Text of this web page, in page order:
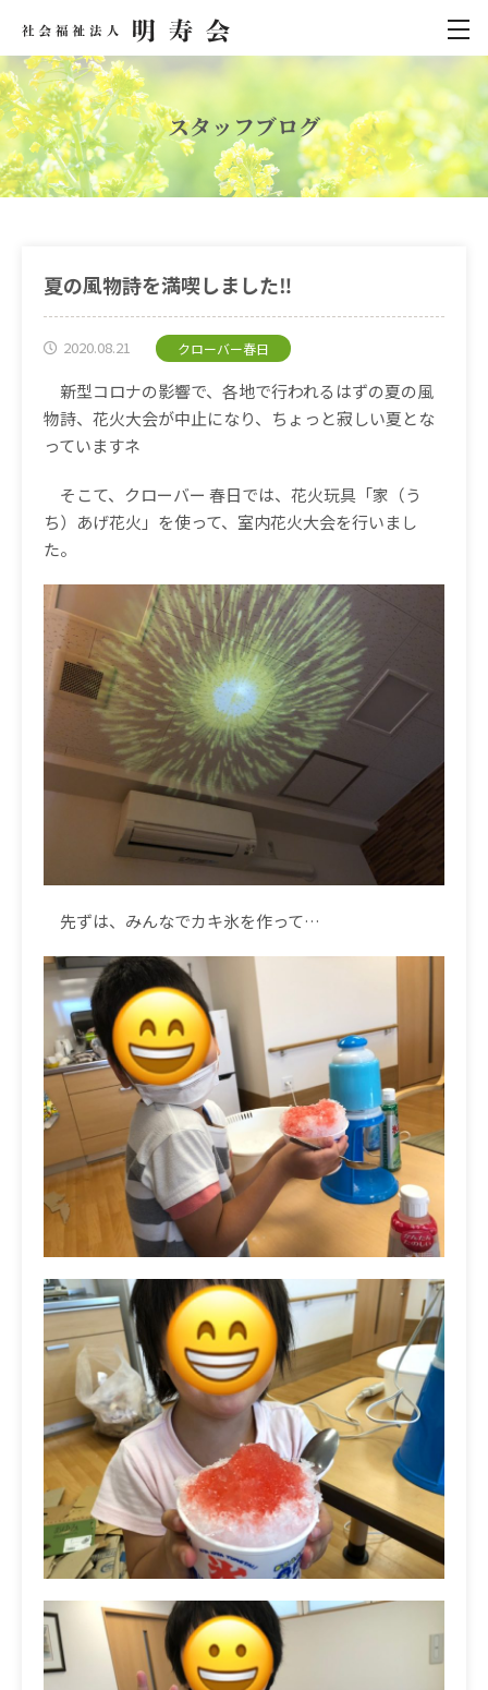
スタッフブログ
夏の風物詩を満喫しました‼️
2020.08.21 クローバー春日
新型コロナの影響で、各地で行われるはずの夏の風
物詩、花火大会が中止になり、ちょっと寂しい夏とな
っていますネ
そこて、クローバー 春日では、花火玩具「家（う
ち）あげ花火」を使って、室内花火大会を行いまし
た。
先ずは、みんなでカキ氷を作って…